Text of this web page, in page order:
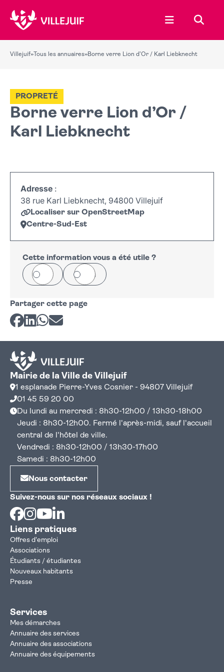
Ouvrir le
Villejuif» Tous les annuaires»Borne verre Lion d’Or / Karl Liebknecht
Borne verre Lion d’Or /
Karl Liebknecht
PROPRETÉ
Adresse :
38 rue Karl Liebknecht, 94800 Villejuif
Localiser sur OpenStreetMap
Centre-Sud-Est
+
−
Cette information vous a été utile ?
Oui Non
Partager cette page
Partager sur Facebook
Partager sur LinkedIn
Partager sur Whatsapp
Partager par courriel
Mairie de la Ville de Villejuif
1 esplanade Pierre-Yves Cosnier - 94807 Villejuif
01 45 59 20 00
Du lundi au mercredi : 8h30-12h00 / 13h30-18h00
Jeudi : 8h30-12h00. Fermé l'après-midi, sauf l'accueil
central de l'hôtel de ville.
Vendredi : 8h30-12h00 / 13h30-17h00
Samedi : 8h30-12h00
Nous contacter
Suivez-nous sur nos réseaux sociaux !
Facebook
Instagram
Youtube
Liens pratiques
Offres d'emploi
Associations
Étudiants / étudiantes
Nouveaux habitants
Presse
Services
Mes démarches
Annuaire des services
Annuaire des associations
Annuaire des équipements